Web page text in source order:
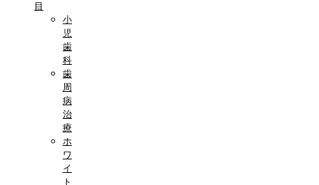
目
小
児
歯
科
歯
周
病
治
療
ホ
ワ
イ
ト